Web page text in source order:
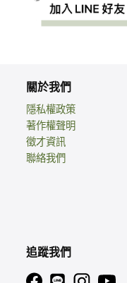
關於我們
隱私權政策
著作權聲明
徵才資訊
聯絡我們
追蹤我們